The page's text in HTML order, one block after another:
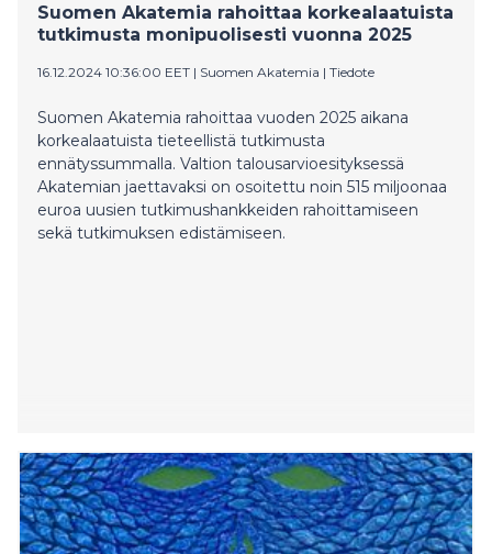
Helsingfors vare sig behöver gå sysslolösa eller vara
ensamma under sportlovet. För att delta i
medlemskort (namnet är en förkortning på det finska
Jäsenkortti). Det är lätt som en plätt att registrera sig,
och förstås gratis på Jässäris webbplats:
nuorten.hel.fi/sv/jassari Du hittar hela utbudet på
stadens sportlovssida på nätet.
Suomen Akatemia rahoittaa korkealaatuista
tutkimusta monipuolisesti vuonna 2025
16.12.2024 10:36:00 EET | Suomen Akatemia | Tiedote
Suomen Akatemia rahoittaa vuoden 2025 aikana
korkealaatuista tieteellistä tutkimusta
ennätyssummalla. Valtion talousarvioesityksessä
Akatemian jaettavaksi on osoitettu noin 515 miljoonaa
euroa uusien tutkimushankkeiden rahoittamiseen
sekä tutkimuksen edistämiseen.